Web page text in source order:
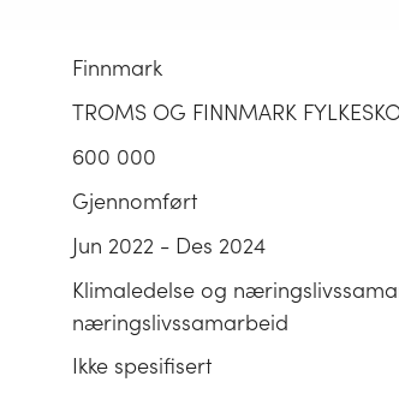
Finnmark
TROMS OG FINNMARK
600 000
Gjennomført
Jun 2022 - Des 2024
Klimaledelse og
næringslivssamarbeid
Ikke spesifisert